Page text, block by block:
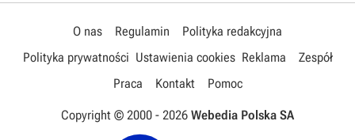
O nas Regulamin
Polityka redakcyjna
Polityka prywatności Ustawienia cookies Reklama
Zespół
Praca
Kontakt Pomoc
Copyright © 2000 - 2026 Webedia Polska SA